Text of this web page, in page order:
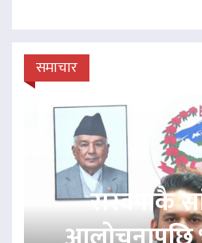
समाचार
रास्वपाकै